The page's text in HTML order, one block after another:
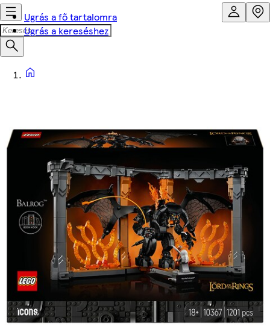
Ugrás a fő tartalomra
Ugrás a kereséshez